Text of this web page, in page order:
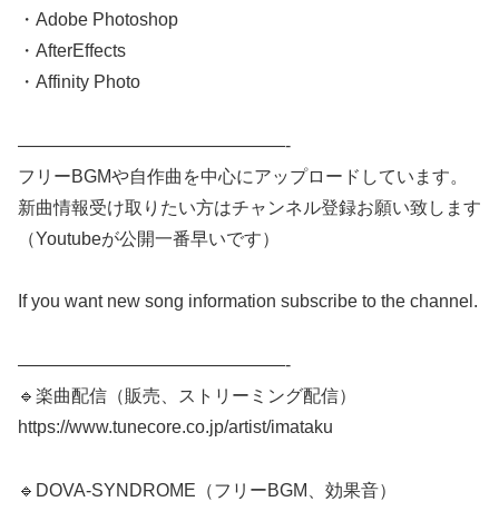
・Adobe Photoshop
・AfterEffects
・Affinity Photo
———————————————-
フリーBGMや自作曲を中心にアップロードしています。
新曲情報受け取りたい方はチャンネル登録お願い致します
（Youtubeが公開一番早いです）
If you want new song information subscribe to the channel.
———————————————-
🔹楽曲配信（販売、ストリーミング配信）
https://www.tunecore.co.jp/artist/imataku
🔹DOVA-SYNDROME（フリーBGM、効果音）